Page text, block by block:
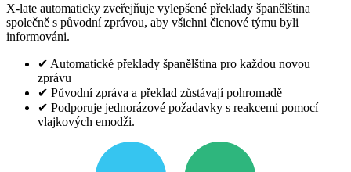
X-late automaticky zveřejňuje vylepšené překlady španělština
společně s původní zprávou, aby všichni členové týmu byli
informováni.
✔ Automatické překlady španělština pro každou novou
zprávu
✔ Původní zpráva a překlad zůstávají pohromadě
✔ Podporuje jednorázové požadavky s reakcemi pomocí
vlajkových emodži.